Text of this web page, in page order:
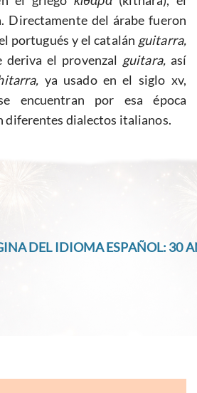
Directamente del árabe fueron
portugués y el catalán guitarra,
el provenzal guitara,así
ya usado en el siglo xv,
encuentran por esa época
diferentes dialectos italianos.
DEL IDIOMA ESPAÑOL: 30